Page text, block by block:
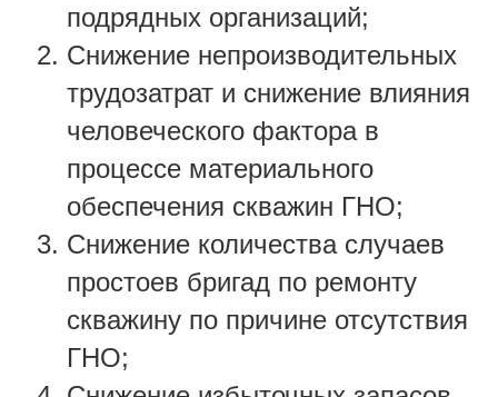
подрядных организаций;
Снижение непроизводительных
трудозатрат и снижение влияния
человеческого фактора в
процессе материального
обеспечения скважин ГНО;
Снижение количества случаев
простоев бригад по ремонту
скважину по причине отсутствия
ГНО;